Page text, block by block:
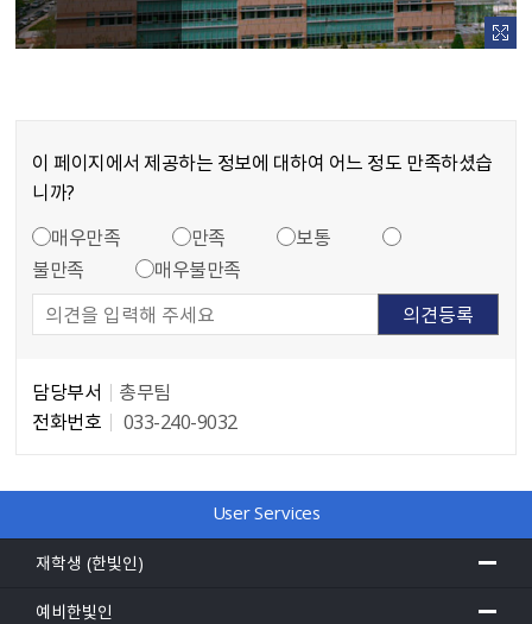
이 페이지에서 제공하는 정보에 대하여 어느 정도 만족하셨습
니까?
매우만족 만족
보통
불만족
매우불만족
담당부서
총무팀
전화번호
033-240-9032
User Services
재학생 (한빛인)
예비한빛인